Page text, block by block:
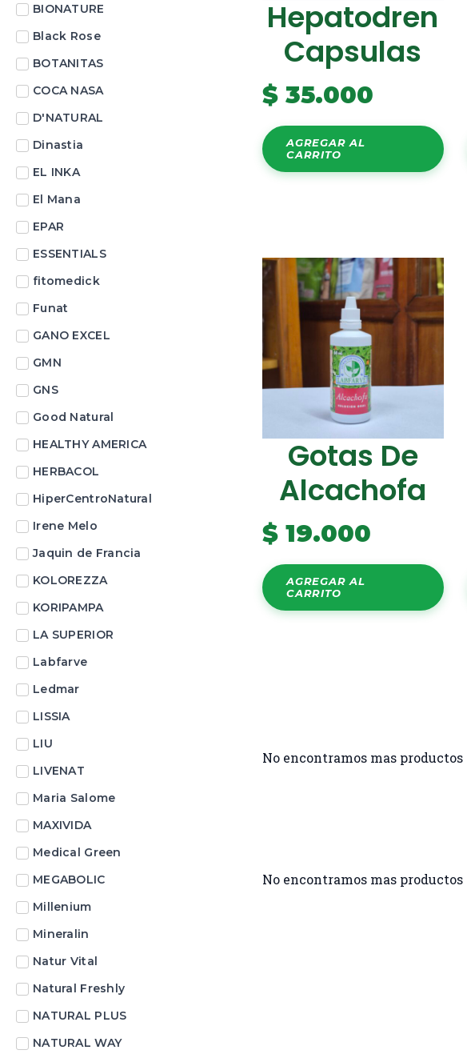
BIONATURE
Black Rose
BOTANITAS
COCA NASA
D'NATURAL
Dinastia
EL INKA
El Mana
EPAR
ESSENTIALS
fitomedick
Funat
GANO EXCEL
GMN
GNS
Good Natural
HEALTHY AMERICA
HERBACOL
HiperCentroNatural
Irene Melo
Jaquin de Francia
KOLOREZZA
KORIPAMPA
LA SUPERIOR
Labfarve
Ledmar
LISSIA
LIU
LIVENAT
Maria Salome
MAXIVIDA
Medical Green
MEGABOLIC
Millenium
Mineralin
Natur Vital
Natural Freshly
NATURAL PLUS
NATURAL WAY
Hepatodren
Capsulas
$ 35.000
AGREGAR AL
CARRITO
Gotas De
Alcachofa
$ 19.000
AGREGAR AL
CARRITO
No encontramos mas productos
No encontramos mas productos